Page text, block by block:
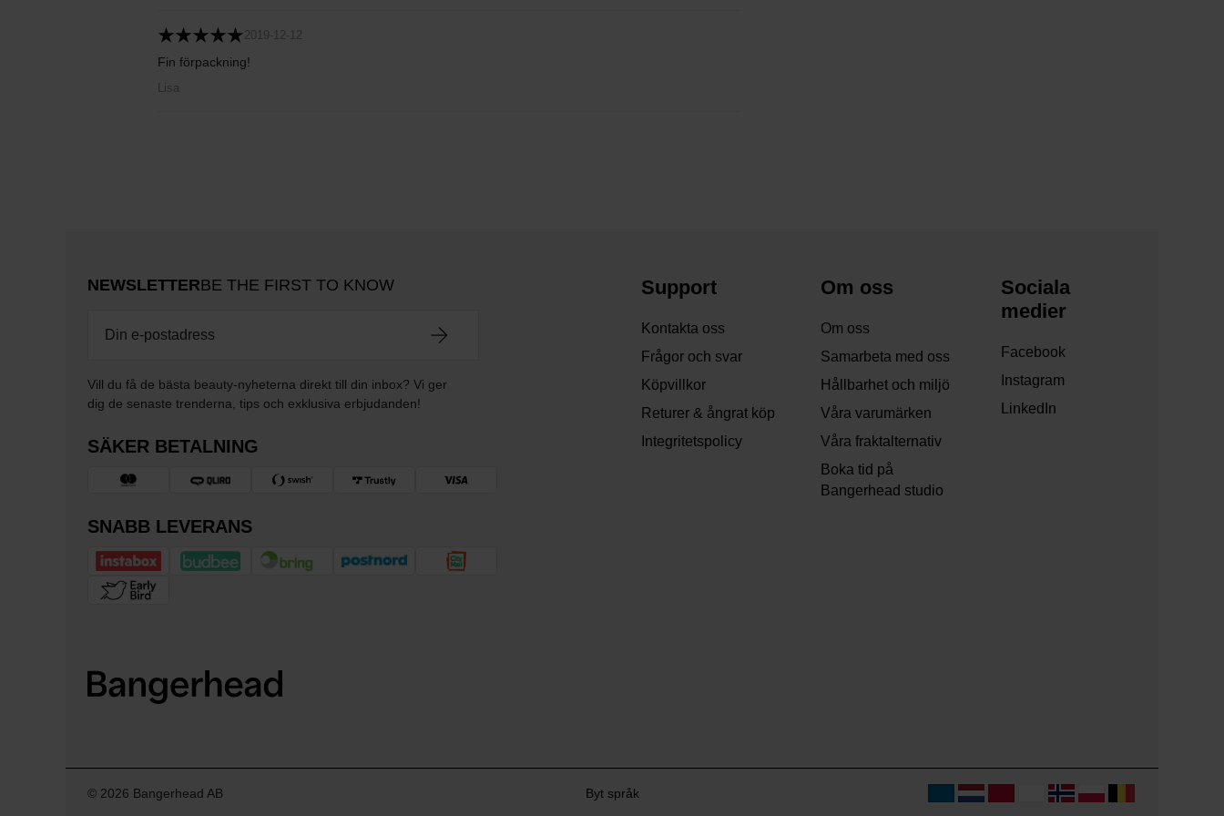
2019-12-12
Fin förpackning!
Lisa
NEWSLETTERBE THE FIRST TO KNOW
Vill du få de bästa beauty-nyheterna direkt till din inbox? Vi ger
dig de senaste trenderna, tips och exklusiva erbjudanden!
SÄKER BETALNING
SNABB LEVERANS
Support
Kontakta oss
Frågor och svar
Köpvillkor
Returer & ångrat köp
Integritetspolicy
Om oss
Om oss
Samarbeta med oss
Hållbarhet och miljö
Våra varumärken
Våra fraktalternativ
Boka tid på
Bangerhead studio
Sociala
medier
Facebook
Instagram
LinkedIn
© 2026 Bangerhead AB Byt språk